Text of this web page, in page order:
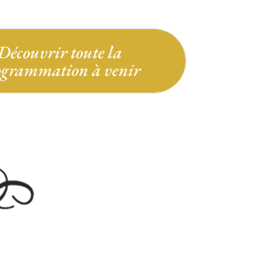
toute la
à venir